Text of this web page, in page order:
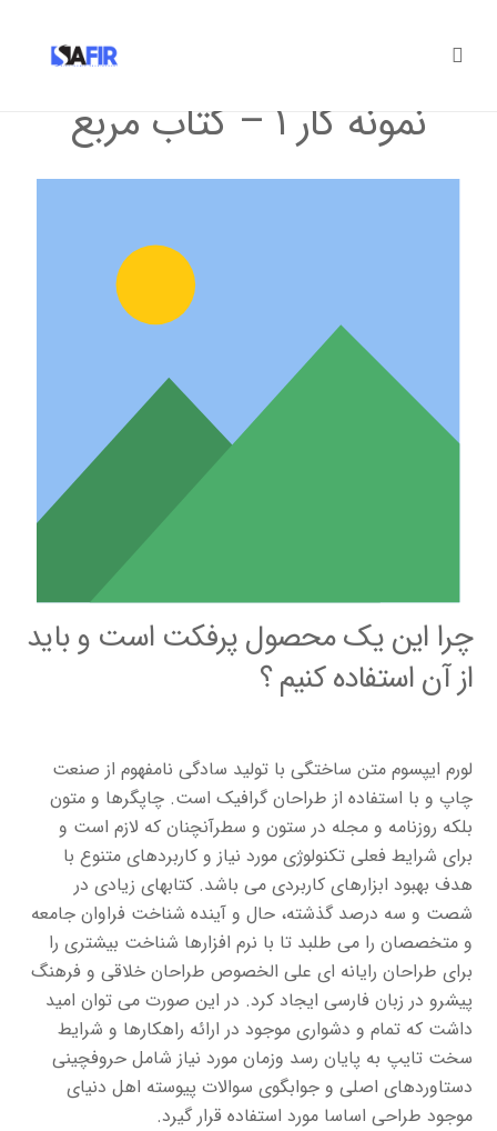
نمونه کار ۱ – کتاب مربع
چرا این یک محصول پرفکت است و باید
از آن استفاده کنیم ؟
لورم ایپسوم متن ساختگی با تولید سادگی نامفهوم از صنعت
چاپ و با استفاده از طراحان گرافیک است. چاپگرها و متون
بلکه روزنامه و مجله در ستون و سطرآنچنان که لازم است و
برای شرایط فعلی تکنولوژی مورد نیاز و کاربردهای متنوع با
هدف بهبود ابزارهای کاربردی می باشد. کتابهای زیادی در
شصت و سه درصد گذشته، حال و آینده شناخت فراوان جامعه
و متخصصان را می طلبد تا با نرم افزارها شناخت بیشتری را
برای طراحان رایانه ای علی الخصوص طراحان خلاقی و فرهنگ
پیشرو در زبان فارسی ایجاد کرد. در این صورت می توان امید
داشت که تمام و دشواری موجود در ارائه راهکارها و شرایط
سخت تایپ به پایان رسد وزمان مورد نیاز شامل حروفچینی
دستاوردهای اصلی و جوابگوی سوالات پیوسته اهل دنیای
موجود طراحی اساسا مورد استفاده قرار گیرد.